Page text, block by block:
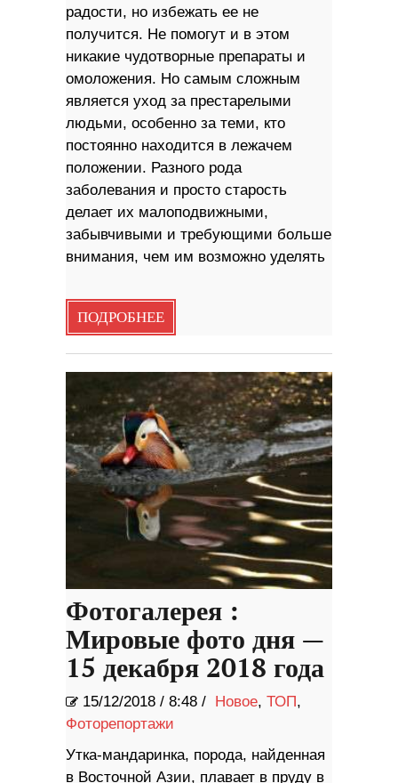
радости, но избежать ее не
получится. Не помогут и в этом
никакие чудотворные препараты и
омоложения. Но самым сложным
является уход за престарелыми
людьми, особенно за теми, кто
постоянно находится в лежачем
положении. Разного рода
заболевания и просто старость
делает их малоподвижными,
забывчивыми и требующими больше
внимания, чем им возможно уделять
ПОДРОБНЕЕ
Фотогалерея :
Мировые фото дня —
15 декабря 2018 года
15/12/2018 / 8:48 / Новое, ТОП,
Фоторепортажи
Утка-мандаринка, порода, найденная
в Восточной Азии, плавает в пруду в